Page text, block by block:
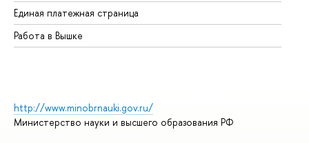
Единая платежная страница
Работа в Вышке
http://www.minobrnauki.gov.ru/
Министерство науки и высшего образования РФ